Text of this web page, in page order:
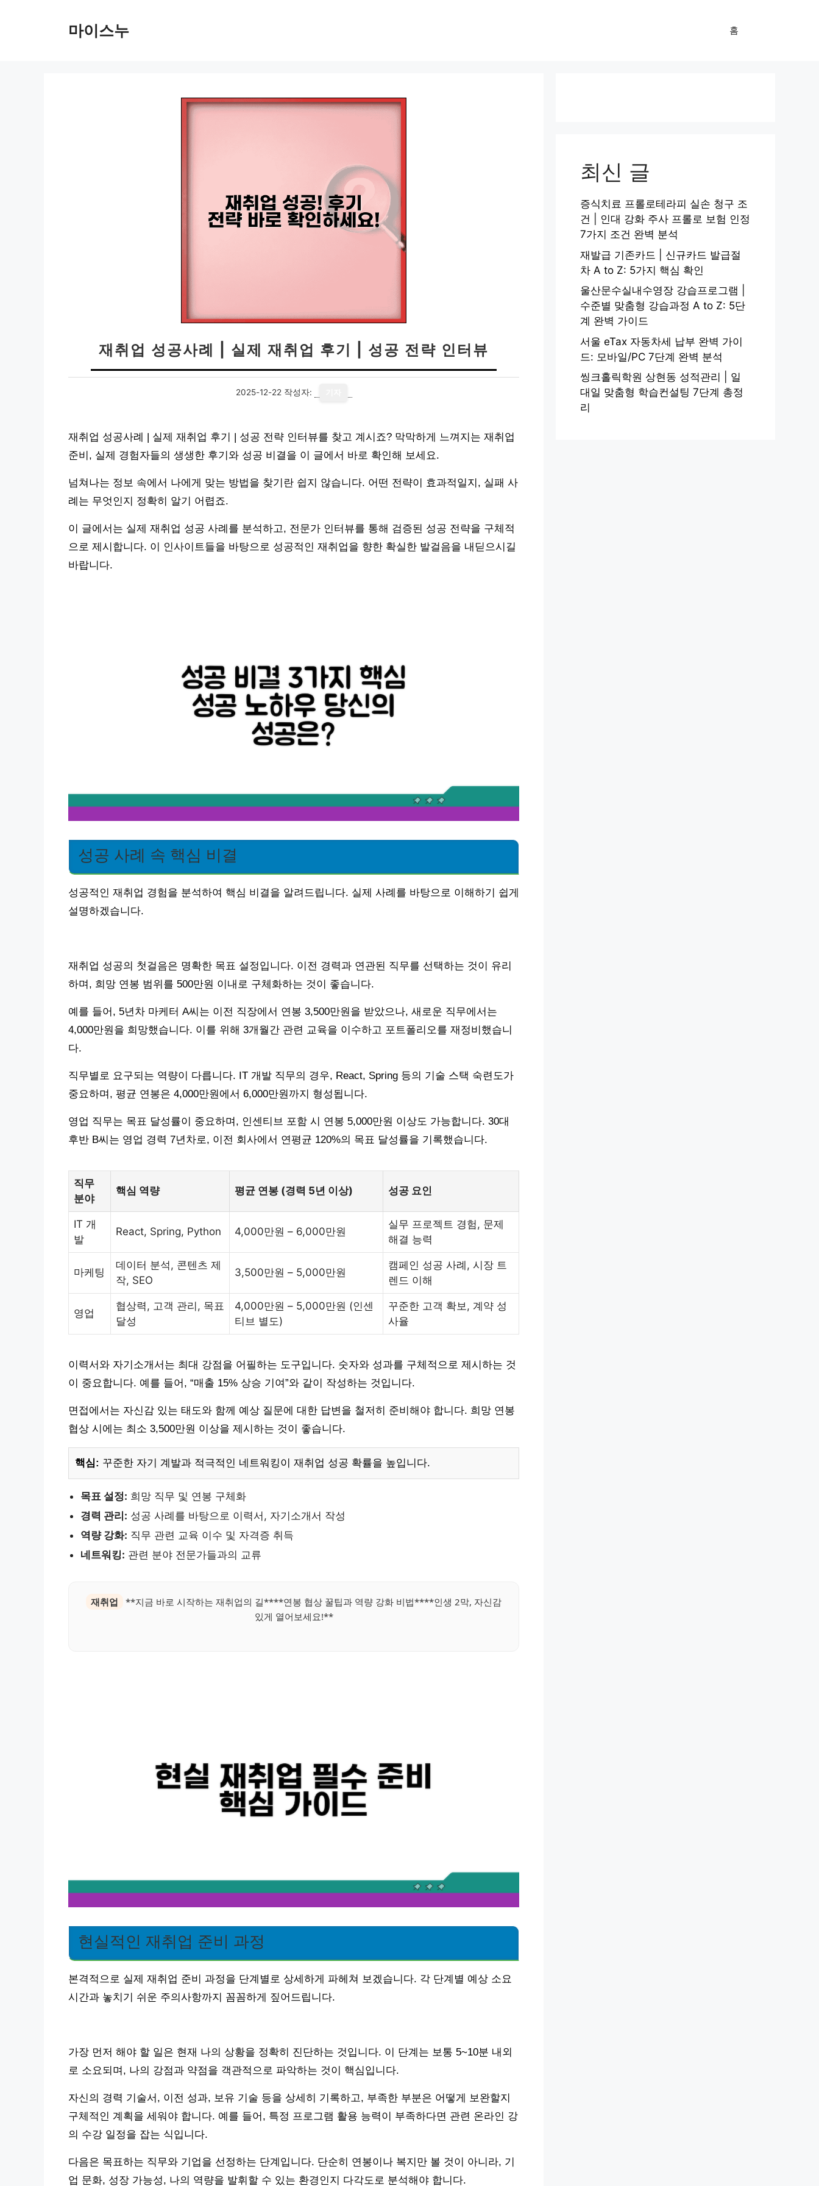
마이스누 홈
재취업 성공사례 | 실제 재취업 후기 | 성공 전략 인터뷰
2025-12-22 작성자:
재취업 성공사례 | 실제 재취업 후기 | 성공 전략 인터뷰를 찾고 계시죠? 막막하게 느껴지는 재취업
준비, 실제 경험자들의 생생한 후기와 성공 비결을 이 글에서 바로 확인해 보세요.
넘쳐나는 정보 속에서 나에게 맞는 방법을 찾기란 쉽지 않습니다. 어떤 전략이 효과적일지, 실패 사
례는 무엇인지 정확히 알기 어렵죠.
이 글에서는 실제 재취업 성공 사례를 분석하고, 전문가 인터뷰를 통해 검증된 성공 전략을 구체적
으로 제시합니다. 이 인사이트들을 바탕으로 성공적인 재취업을 향한 확실한 발걸음을 내딛으시길
바랍니다.
성공 사례 속 핵심 비결
성공적인 재취업 경험을 분석하여 핵심 비결을 알려드립니다. 실제 사례를 바탕으로 이해하기 쉽게
설명하겠습니다.
재취업 성공의 첫걸음은 명확한 목표 설정입니다. 이전 경력과 연관된 직무를 선택하는 것이 유리
하며, 희망 연봉 범위를 500만원 이내로 구체화하는 것이 좋습니다.
예를 들어, 5년차 마케터 A씨는 이전 직장에서 연봉 3,500만원을 받았으나, 새로운 직무에서는
4,000만원을 희망했습니다. 이를 위해 3개월간 관련 교육을 이수하고 포트폴리오를 재정비했습니
다.
직무별로 요구되는 역량이 다릅니다. IT 개발 직무의 경우, React, Spring 등의 기술 스택 숙련도가
중요하며, 평균 연봉은 4,000만원에서 6,000만원까지 형성됩니다.
영업 직무는 목표 달성률이 중요하며, 인센티브 포함 시 연봉 5,000만원 이상도 가능합니다. 30대
후반 B씨는 영업 경력 7년차로, 이전 회사에서 연평균 120%의 목표 달성률을 기록했습니다.
직무
분야
핵심 역량 평균 연봉 (경력 5년 이상) 성공 요인
IT 개
발
React, Spring, Python 4,000만원 – 6,000만원
실무 프로젝트 경험, 문제
해결 능력
마케팅
데이터 분석, 콘텐츠 제
작, SEO
3,500만원 – 5,000만원
캠페인 성공 사례, 시장 트
렌드 이해
영업
협상력, 고객 관리, 목표
달성
4,000만원 – 5,000만원 (인센
티브 별도)
꾸준한 고객 확보, 계약 성
사율
이력서와 자기소개서는 최대 강점을 어필하는 도구입니다. 숫자와 성과를 구체적으로 제시하는 것
이 중요합니다. 예를 들어, “매출 15% 상승 기여”와 같이 작성하는 것입니다.
면접에서는 자신감 있는 태도와 함께 예상 질문에 대한 답변을 철저히 준비해야 합니다. 희망 연봉
협상 시에는 최소 3,500만원 이상을 제시하는 것이 좋습니다.
핵심: 꾸준한 자기 계발과 적극적인 네트워킹이 재취업 성공 확률을 높입니다.
목표 설정: 희망 직무 및 연봉 구체화
경력 관리: 성공 사례를 바탕으로 이력서, 자기소개서 작성
역량 강화: 직무 관련 교육 이수 및 자격증 취득
네트워킹: 관련 분야 전문가들과의 교류
재취업
**지금 바로 시작하는 재취업의 길****연봉 협상 꿀팁과 역량 강화 비법****인생 2막, 자신감
있게 열어보세요!**
현실적인 재취업 준비 과정
본격적으로 실제 재취업 준비 과정을 단계별로 상세하게 파헤쳐 보겠습니다. 각 단계별 예상 소요
시간과 놓치기 쉬운 주의사항까지 꼼꼼하게 짚어드립니다.
가장 먼저 해야 할 일은 현재 나의 상황을 정확히 진단하는 것입니다. 이 단계는 보통 5~10분 내외
로 소요되며, 나의 강점과 약점을 객관적으로 파악하는 것이 핵심입니다.
자신의 경력 기술서, 이전 성과, 보유 기술 등을 상세히 기록하고, 부족한 부분은 어떻게 보완할지
구체적인 계획을 세워야 합니다. 예를 들어, 특정 프로그램 활용 능력이 부족하다면 관련 온라인 강
의 수강 일정을 잡는 식입니다.
다음은 목표하는 직무와 기업을 선정하는 단계입니다. 단순히 연봉이나 복지만 볼 것이 아니라, 기
업 문화, 성장 가능성, 나의 역량을 발휘할 수 있는 환경인지 다각도로 분석해야 합니다.
최신 글
증식치료 프롤로테라피 실손 청구 조
건 | 인대 강화 주사 프롤로 보험 인정
7가지 조건 완벽 분석
재발급 기존카드 | 신규카드 발급절
차 A to Z: 5가지 핵심 확인
울산문수실내수영장 강습프로그램 |
수준별 맞춤형 강습과정 A to Z: 5단
계 완벽 가이드
서울 eTax 자동차세 납부 완벽 가이
드: 모바일/PC 7단계 완벽 분석
씽크홀릭학원 상현동 성적관리 | 일
대일 맞춤형 학습컨설팅 7단계 총정
리